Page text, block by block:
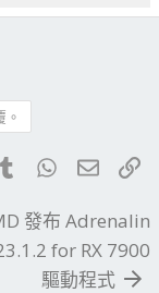
TumblrWhatsApp
電子
發布 Adrenalin
for RX 7900
驅動程式